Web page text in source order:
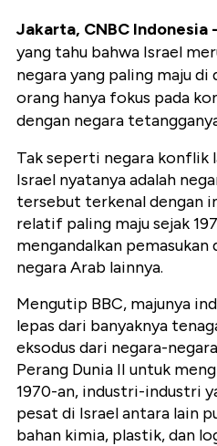
Jakarta, CNBC Indonesia -
yang tahu bahwa Israel
negara yang paling maju di
orang hanya fokus pada
dengan negara
Tak seperti negara konflik
Israel nyatanya adalah
tersebut terkenal dengan
relatif paling maju sejak
mengandalkan
negara Arab lainnya.
Mengutip BBC, majunya
lepas dari banyaknya
eksodus dari negara-
Perang Dunia II untuk
1970-an, industri-industri
pesat di Israel antara lain
bahan kimia, plastik, dan